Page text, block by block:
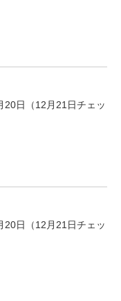
日（12月21日チェッ
日（12月21日チェッ